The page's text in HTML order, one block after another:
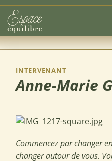
Aller au contenu principal
INTERVENANT
Anne-Marie
Commencez par changer
changer autour de vous.